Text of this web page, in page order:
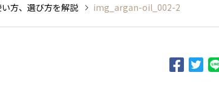
方、選び方を解説 img_argan-oil_002-2